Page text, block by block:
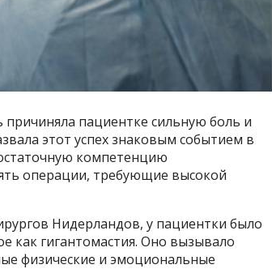
причиняла пациентке сильную боль и
этот успех знаковым событием в
компетенцию
операции, требующие высокой
Нидерландов, у пациентки было
как гигантомастия. Оно вызывало
физические и эмоциональные